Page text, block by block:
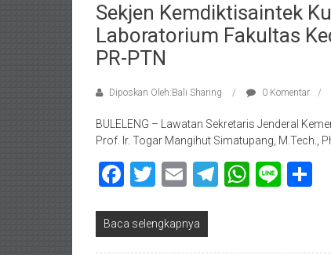
Sekjen Kemdiktisaintek
Laboratorium Fakultas
PR-PTN
Diposkan Oleh:Bali Sharing 0 Komentar
BULELENG – Lawatan Sekretaris Jenderal
Prof. Ir. Togar Mangihut Simatupang, M.Tech.,
Facebook
Twitter
EmailTelegram
Line
Baca selengkapnya